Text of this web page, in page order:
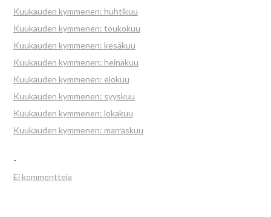
Kuukauden kymmenen: huhtikuu
Kuukauden kymmenen: toukokuu
Kuukauden kymmenen: kesäkuu
Kuukauden kymmenen: heinäkuu
Kuukauden kymmenen: elokuu
Kuukauden kymmenen: syyskuu
Kuukauden kymmenen: lokakuu
Kuukauden kymmenen: marraskuu
-
Ei kommentteja